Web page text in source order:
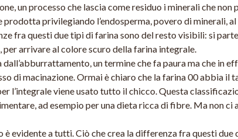
un processo che lascia come residuo i minerali che non
privilegiando l’endosperma, povero di minerali,
fra questi due tipi di farina sono del resto visibili: si
arrivare al colore scuro della farina integrale.
un termine che fa paura ma che in
di macinazione. Ormai è chiaro che la farina 00 abbia il
l’integrale viene usato tutto il chicco. Questa
ad esempio per una dieta ricca di fibre. Ma non ci
evidente a tutti. Ciò che crea la differenza fra questi due